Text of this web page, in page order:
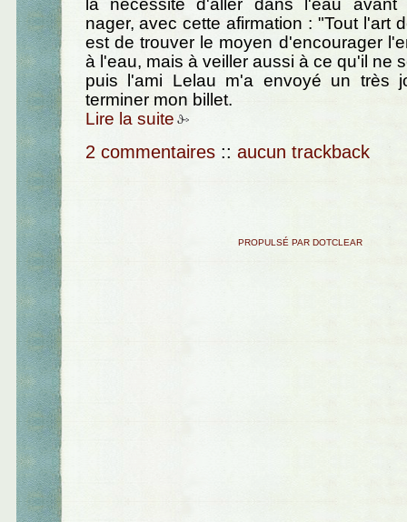
nager, avec cette afirmation : "Tout l'art
est de trouver le moyen d'encourager
à l'eau, mais à veiller aussi à ce qu'il ne
puis l'ami Lelau m'a envoyé un très
terminer mon billet.
Lire la suite
2 commentaires :: aucun trackback
PROPULSÉ PAR DOTCLEAR